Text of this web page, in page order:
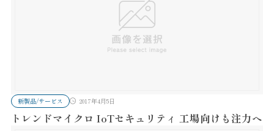
新製品/サービス 2017年4月5日
トレンドマイクロ IoTセキュリティ 工場向けも注力へ